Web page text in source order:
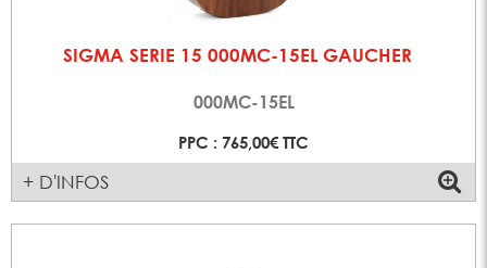
SIGMA SERIE 15 000MC-15EL GAUCHER
000MC-15EL
PPC : 765,00€ TTC
+ D'INFOS